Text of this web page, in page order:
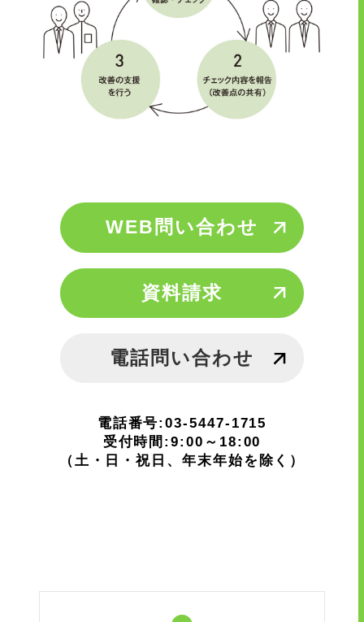
WEB問い合わせ
資料請求
電話問い合わせ
電話番号:03-5447-1715
受付時間:9:00～18:00
（土・日・祝日、年末年始を除く）